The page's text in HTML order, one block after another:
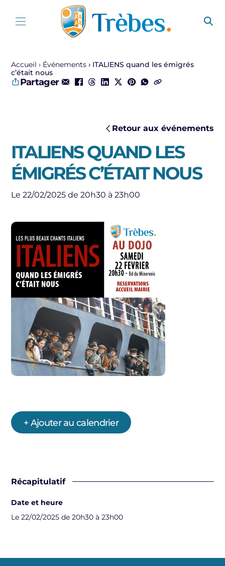
Accueil Événements
ITALIENS quand les émigrés
c’était nous
Partager
Retour aux événements
ITALIENS QUAND LES
ÉMIGRÉS C’ÉTAIT NOUS
Le 22/02/2025 de 20h30 à 23h00
+ Ajouter au calendrier
Récapitulatif
Date et heure
Le 22/02/2025 de 20h30 à 23h00